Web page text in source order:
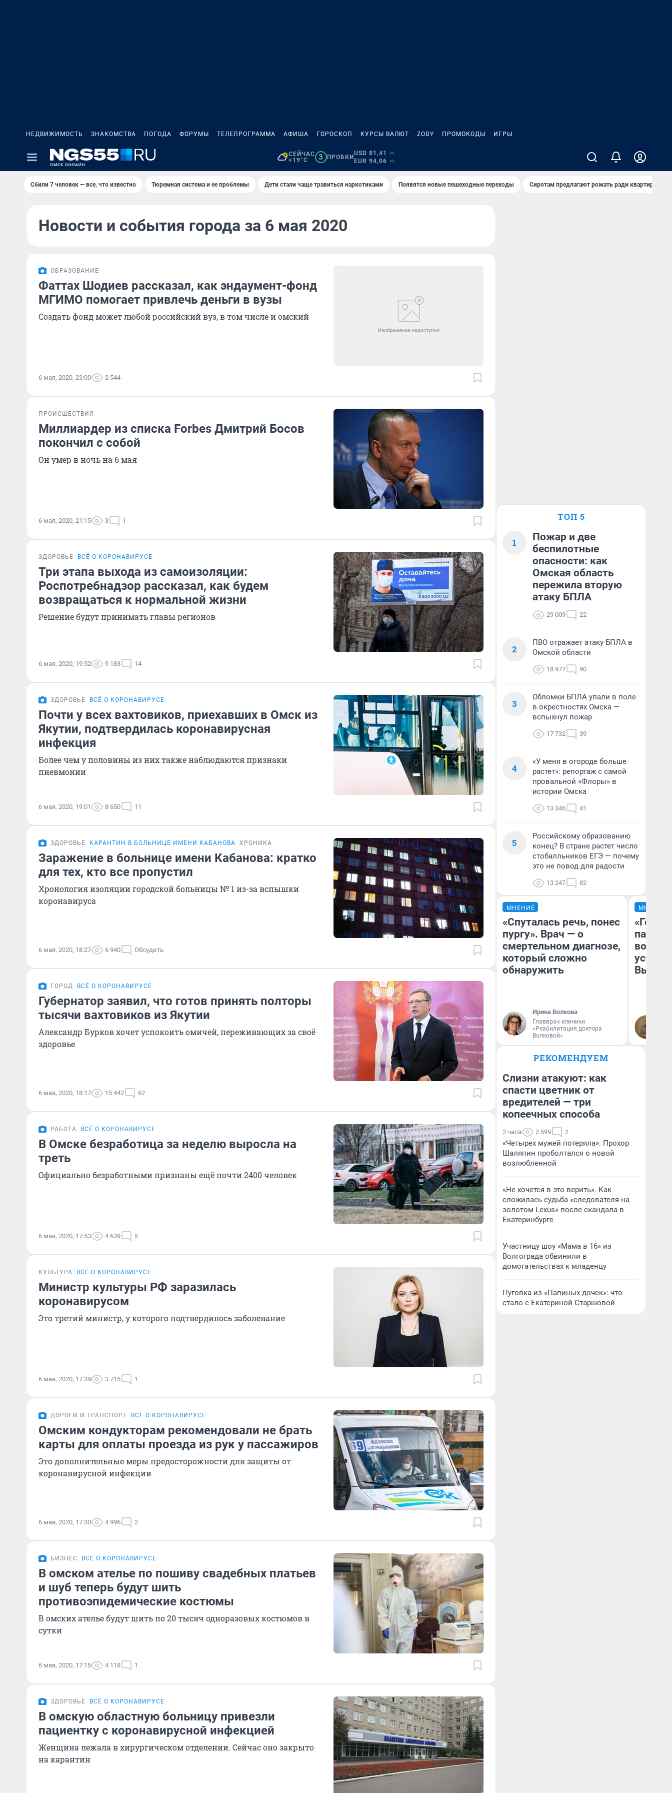
НЕДВИЖИМОСТЬ ЗНАКОМСТВА ПОГОДА ФОРУМЫ ТЕЛЕПРОГРАММА АФИША ГОРОСКОП КУРСЫ ВАЛЮТ ZODY ПРОМОКОДЫ ИГРЫ
СЕЙЧАС
+19°C
3 ПРОБКИ
USD 81,41
EUR 94,06
Сбили 7 человек — все, что известно Тюремная система и ее проблемы Дети стали чаще травиться наркотиками Появятся новые пешеходные переходы Сиротам предлагают рожать ради квартиры
Новости и события города за 6 мая 2020
ОБРАЗОВАНИЕ
Фаттах Шодиев рассказал, как эндаумент-фонд
МГИМО помогает привлечь деньги в вузы
Создать фонд может любой российский вуз, в том числе и омский
6 мая, 2020, 23:00 2 544
ПРОИСШЕСТВИЯ
Миллиардер из списка Forbes Дмитрий Босов
покончил с собой
Он умер в ночь на 6 мая
6 мая, 2020, 21:15 3 1
ЗДОРОВЬЕ ВСЁ О КОРОНАВИРУСЕ
Три этапа выхода из самоизоляции:
Роспотребнадзор рассказал, как будем
возвращаться к нормальной жизни
Решение будут принимать главы регионов
6 мая, 2020, 19:52 9 183 14
ЗДОРОВЬЕ ВСЁ О КОРОНАВИРУСЕ
Почти у всех вахтовиков, приехавших в Омск из
Якутии, подтвердилась коронавирусная
инфекция
Более чем у половины из них также наблюдаются признаки
пневмонии
6 мая, 2020, 19:01 8 650 11
ЗДОРОВЬЕ КАРАНТИН В БОЛЬНИЦЕ ИМЕНИ КАБАНОВА ХРОНИКА
Заражение в больнице имени Кабанова: кратко
для тех, кто все пропустил
Хронология изоляции городской больницы № 1 из-за вспышки
коронавируса
6 мая, 2020, 18:27 6 940 Обсудить
ГОРОД ВСЁ О КОРОНАВИРУСЕ
Губернатор заявил, что готов принять полторы
тысячи вахтовиков из Якутии
Александр Бурков хочет успокоить омичей, переживающих за своё
здоровье
6 мая, 2020, 18:17 15 442 62
РАБОТА ВСЁ О КОРОНАВИРУСЕ
В Омске безработица за неделю выросла на
треть
Официально безработными признаны ещё почти 2400 человек
6 мая, 2020, 17:53 4 639 5
КУЛЬТУРА ВСЁ О КОРОНАВИРУСЕ
Министр культуры РФ заразилась
коронавирусом
Это третий министр, у которого подтвердилось заболевание
6 мая, 2020, 17:39 3 715 1
ДОРОГИ И ТРАНСПОРТ ВСЁ О КОРОНАВИРУСЕ
Омским кондукторам рекомендовали не брать
карты для оплаты проезда из рук у пассажиров
Это дополнительные меры предосторожности для защиты от
коронавирусной инфекции
6 мая, 2020, 17:30 4 996 2
БИЗНЕС ВСЁ О КОРОНАВИРУСЕ
В омском ателье по пошиву свадебных платьев
и шуб теперь будут шить
противоэпидемические костюмы
В омских ателье будут шить по 20 тысяч одноразовых костюмов в
сутки
6 мая, 2020, 17:15 4 118 1
ЗДОРОВЬЕ ВСЁ О КОРОНАВИРУСЕ
В омскую областную больницу привезли
пациентку с коронавирусной инфекцией
Женщина лежала в хирургическом отделении. Сейчас оно закрыто
на карантин
ТОП 5
1
Пожар и две
беспилотные
опасности: как
Омская область
пережила вторую
атаку БПЛА
29 009 22
2
ПВО отражает атаку БПЛА в
Омской области
18 977 90
3
Обломки БПЛА упали в поле
в окрестностях Омска —
вспыхнул пожар
17 732 39
4
«У меня в огороде больше
растет»: репортаж с самой
провальной «Флоры» в
истории Омска
13 346 41
5
Российскому образованию
конец? В стране растет число
стобалльников ЕГЭ — почему
это не повод для радости
13 247 82
МНЕНИЕ
«Спуталась речь, понес
пургу». Врач — о
смертельном диагнозе,
который сложно
обнаружить
Ирина Волкова
Главврач клиники
«Реабилитация доктора
Волковой»
МНЕНИЕ
РЕКОМЕНДУЕМ
Слизни атакуют: как
спасти цветник от
вредителей — три
копеечных способа
2 часа 2 599 2
«Четырех мужей потеряла»: Прохор
Шаляпин проболтался о новой
возлюбленной
«Не хочется в это верить». Как
сложилась судьба «следователя на
золотом Lexus» после скандала в
Екатеринбурге
Участницу шоу «Мама в 16» из
Волгограда обвинили в
домогательствах к младенцу
Пуговка из «Папиных дочек»: что
стало с Екатериной Старшовой